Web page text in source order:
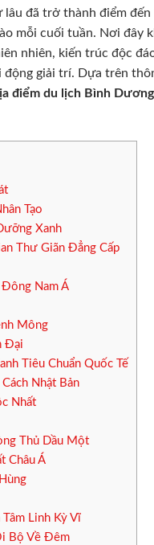
đã trở thành điểm
mỗi cuối tuần. Nơi đây
nhiên, kiến trúc độc
giải trí. Dựa trên
điểm du lịch Bình Dương
Tạo
Xanh
Thư Giãn Đẳng Cấp
Đông Nam Á
Mông
Đại
Tiêu Chuẩn Quốc Tế
Nhật Bản
Nhất
Thủ Dầu Một
Châu Á
Linh Kỳ Vĩ
Bộ Về Đêm